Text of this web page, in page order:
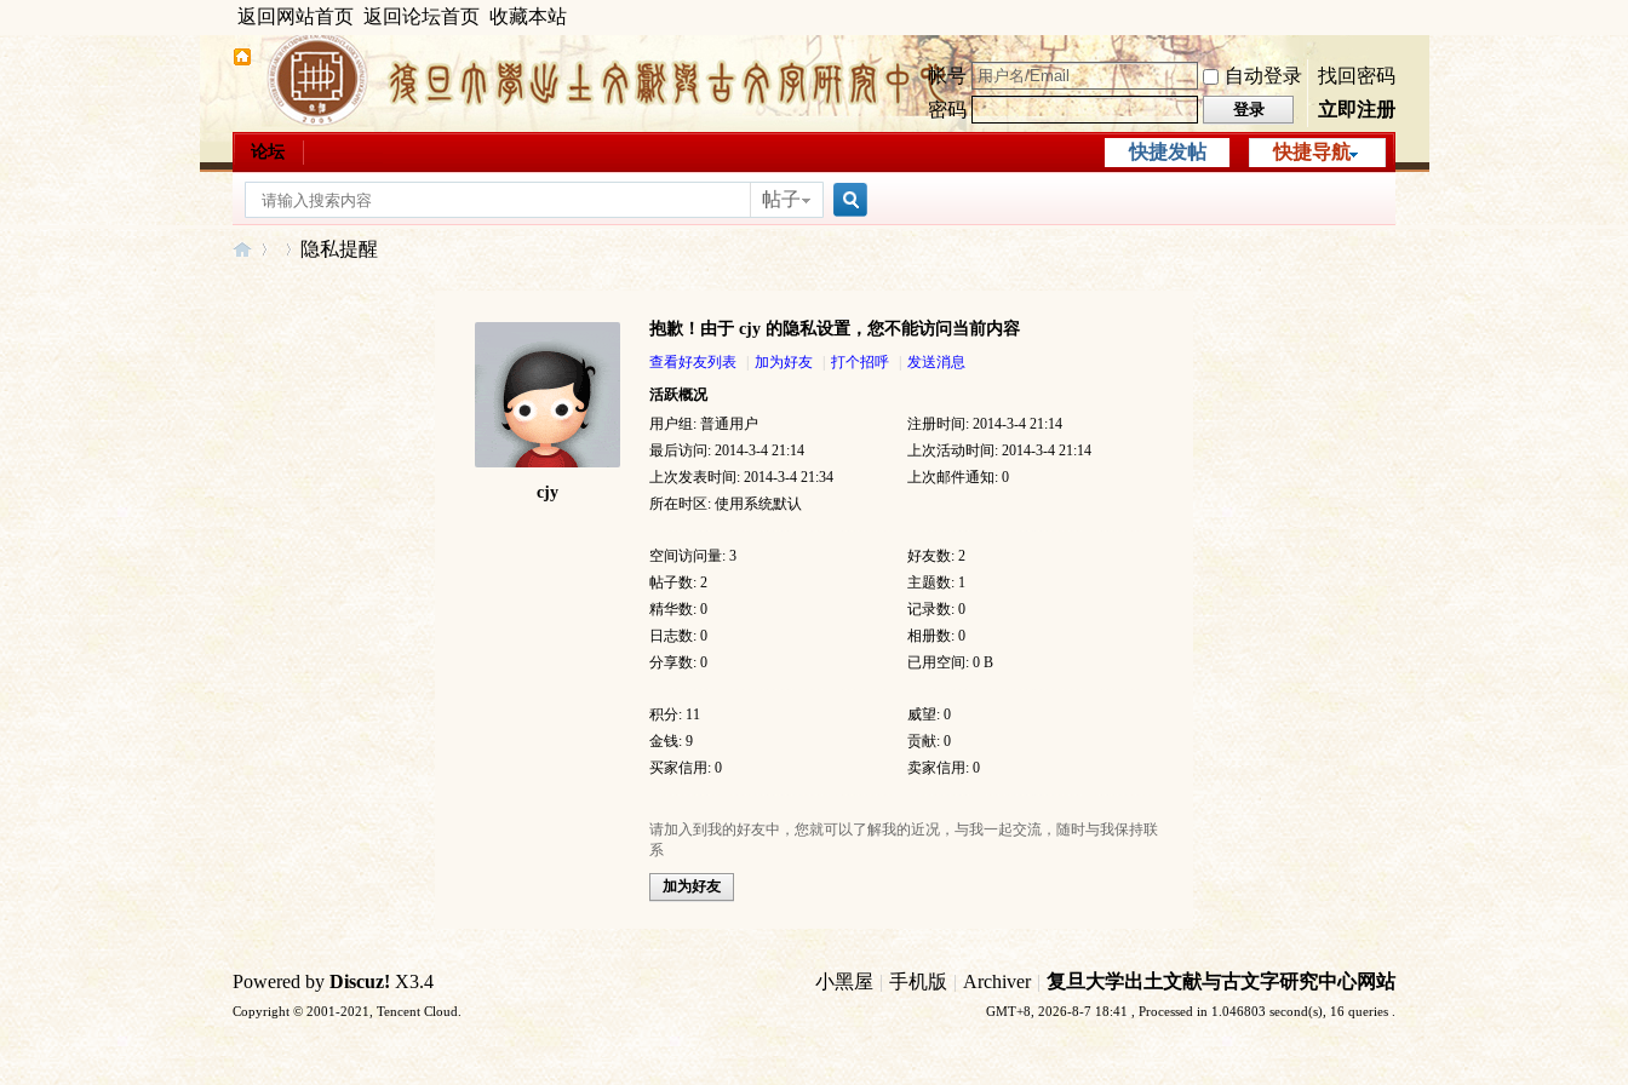
返回网站首页 返回论坛首页 收藏本站
帐号 自动登录
找回密码
密码
登录 立即注册
快捷导航
论坛 快捷发帖
帖子
索
土
›
隐私提醒
cjy
抱歉！由于 cjy 的隐私设置，您不能访问当前内容
查看好友列表 加为好友 打个招呼
发送消息
活跃概况
用户组: 普通用户
注册时间: 2014-3-4 21:14
最后访问: 2014-3-4 21:14
上次活动时间: 2014-3-4 21:14
上次发表时间: 2014-3-4 21:34
上次邮件通知: 0
所在时区: 使用系统默认
空间访问量: 3
好友数: 2
帖子数: 2
主题数: 1
精华数: 0
记录数: 0
日志数: 0
相册数: 0
分享数: 0
已用空间: 0 B
积分: 11
威望: 0
金钱: 9
贡献: 0
买家信用: 0
卖家信用: 0
请加入到我的好友中，您就可以了解我的近况，与我一起交流，随时与我保持联
系
加为好友
小黑屋 | 手机版 | Archiver | 复旦大学出土文献与古文字研究中心网站
GMT+8, 2026-8-7 18:41 , Processed in 1.046803 second(s), 16 queries .
Powered by Discuz! X3.4
Copyright © 2001-2021, Tencent Cloud.